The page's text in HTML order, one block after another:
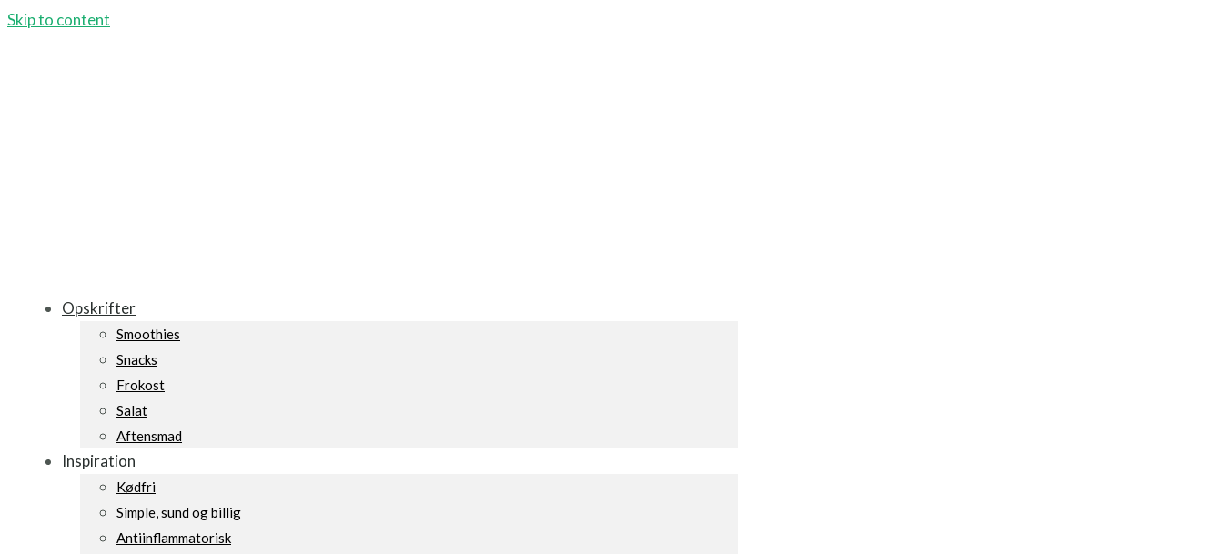
Skip to content
Opskrifter
Smoothies
Snacks
Frokost
Salat
Aftensmad
Inspiration
Kødfri
Simple, sund og billig
Antiinflammatorisk